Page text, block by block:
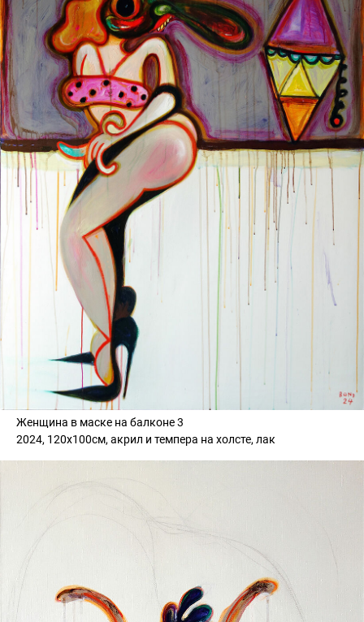
Женщина в маске на балконе 3
2024, 120х100см, акрил и темпера на холсте, лак